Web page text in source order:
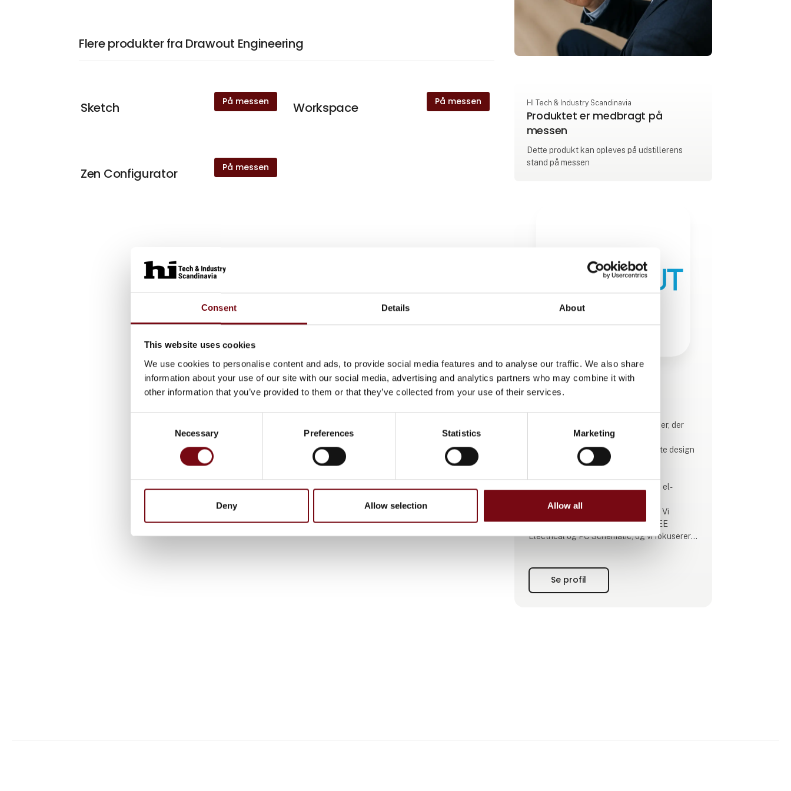
Consent Details About
This website uses cookies
We use cookies to personalise content and ads, to provide social media features and to analyse our traffic. We also share
information about your use of our site with our social media, advertising and analytics partners who may combine it with
other information that you’ve provided to them or that they’ve collected from your use of their services.
Necessary Preferences Statistics Marketing
Deny Allow selection Allow all
Flere produkter fra Drawout Engineering
På messen
Sketch På messen
Workspace
På messen
Zen Configurator
HI Tech & Industry Scandinavia
Produktet er medbragt på
messen
Dette produkt kan opleves på udstillerens
stand på messen
Produktet er tilføjet af:
Drawout Engineering
Hos Drawout hjælper vi virksomheder, der
arbejder med industri og
automationsløsninger – fra det første design
til den færdige installation.
Vi understøtter hele processen med el-
standardisering og kvalitetssikring. Vi
arbejder i værktøjer som EPLAN, SEE
Electrical og PC Schematic, og vi fokuserer
og dem, der bruger anlæggene til daglig.
Se profil